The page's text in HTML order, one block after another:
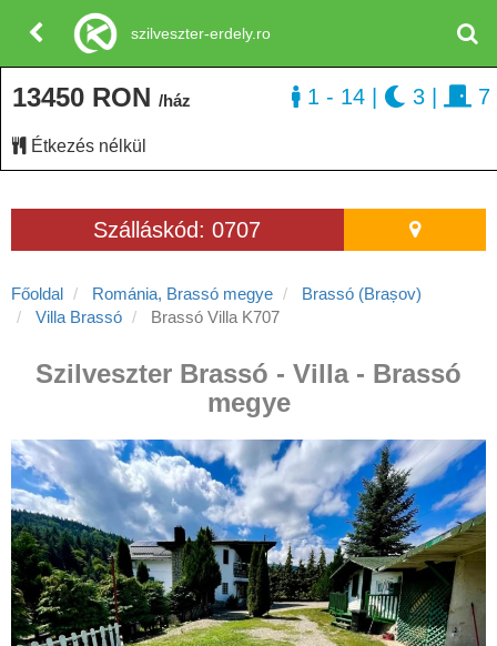
Szálláskód: 0707
Főoldal Románia, Brassó megye
Brassó (Brașov)
Villa Brassó
Brassó Villa K707
Szilveszter Brassó - Villa - Brassó
megye
13450 RON /ház
Étkezés nélkül
1 - 14 3 7
szilveszter-erdely.ro